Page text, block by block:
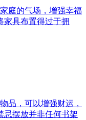
庭的气场，增强幸福
家具布置得过于拥
品，可以增强财运，
忌摆放并非任何书架